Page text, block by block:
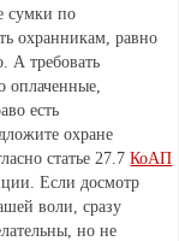
сумки по
охранникам, равно
А требовать
оплаченные,
есть
охране
статье 27.7КоАП
Если досмотр
воли, сразу
но не